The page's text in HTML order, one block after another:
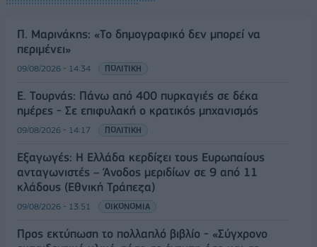
Π. Μαρινάκης: «Το δημογραφικό δεν μπορεί να
περιμένει»
09/08/2026 - 14:34 ΠΟΛΙΤΙΚΗ
Ε. Τουρνάς: Πάνω από 400 πυρκαγιές σε δέκα
ημέρες - Σε επιφυλακή ο κρατικός μηχανισμός
09/08/2026 - 14:17 ΠΟΛΙΤΙΚΗ
Εξαγωγές: Η Ελλάδα κερδίζει τους Ευρωπαίους
ανταγωνιστές – Άνοδος μεριδίων σε 9 από 11
κλάδους (Εθνική Τράπεζα)
09/08/2026 - 13:51 ΟΙΚΟΝΟΜΙΑ
Προς εκτύπωση το πολλαπλό βιβλίο - «Σύγχρονο